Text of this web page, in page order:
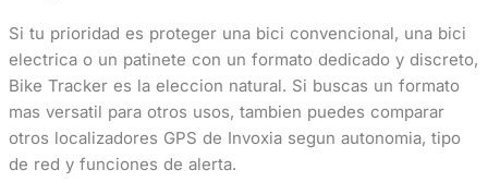
Si tu prioridad es proteger una bici convencional, una bici
electrica o un patinete con un formato dedicado y discreto,
Bike Tracker es la eleccion natural. Si buscas un formato
mas versatil para otros usos, tambien puedes comparar
otros localizadores GPS de Invoxia segun autonomia, tipo
de red y funciones de alerta.